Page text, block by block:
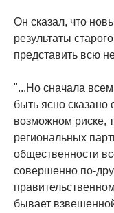
Он сказал, что
результаты
представить всю
"...Но сначала
быть ясно
возможном риске,
региональных
общественности
совершенно по-
бывает